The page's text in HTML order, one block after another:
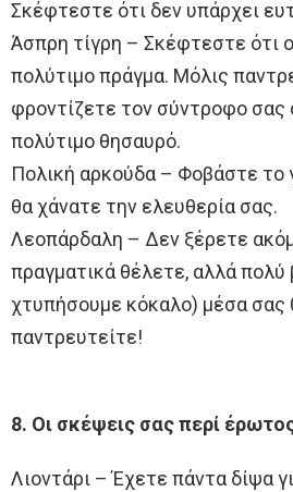
Σκέφτεστε ότι δεν υπάρχει
Άσπρη τίγρη – Σκέφτεστε ότι
πολύτιμο πράγμα. Μόλις
φροντίζετε τον σύντροφο σας
πολύτιμο θησαυρό.
Πολική αρκούδα – Φοβάστε το
θα χάνατε την ελευθερία σας.
Λεοπάρδαλη – Δεν ξέρετε
πραγματικά θέλετε, αλλά πολύ
χτυπήσουμε κόκαλο) μέσα σας
παντρευτείτε!
8. Οι σκέψεις σας περί
Λιοντάρι – Έχετε πάντα δίψα